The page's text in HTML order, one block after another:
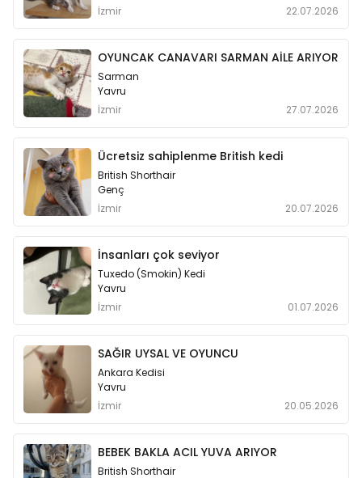
İzmir
22.07.2026
OYUNCAK CANAVARI SARMAN AİLE ARIYOR
Sarman
Yavru
İzmir
27.07.2026
Ücretsiz sahiplenme British kedi
British Shorthair
Genç
İzmir
20.07.2026
İnsanları çok seviyor
Tuxedo (Smokin) Kedi
Yavru
İzmir
01.07.2026
SAĞIR UYSAL VE OYUNCU
Ankara Kedisi
Yavru
İzmir
20.05.2026
BEBEK BAKLA ACIL YUVA ARIYOR
British Shorthair